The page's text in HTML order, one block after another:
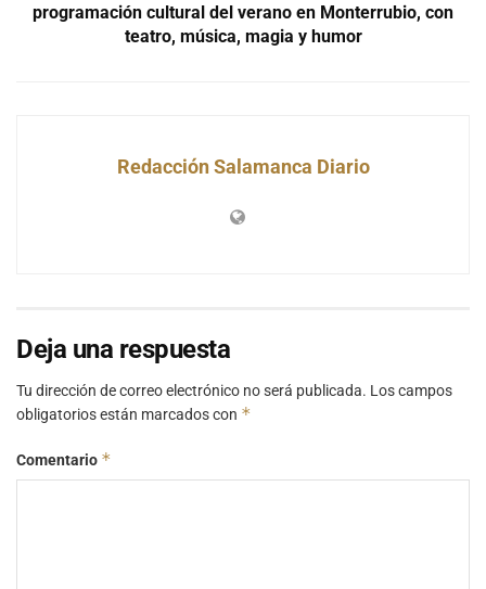
programación cultural del verano en Monterrubio, con
teatro, música, magia y humor
Redacción Salamanca Diario
Deja una respuesta
Tu dirección de correo electrónico no será publicada. Los campos
obligatorios están marcados con *
Comentario *